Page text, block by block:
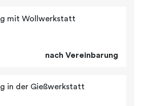
mit Wollwerkstatt
nach Vereinbarung
in der Gießwerkstatt